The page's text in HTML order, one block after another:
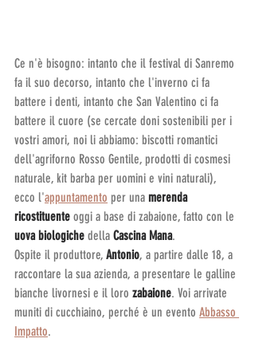
Ce n'è bisogno: intanto che il festival di Sanremo
fa il suo decorso, intanto che l'inverno ci fa
battere i denti, intanto che San Valentino ci fa
battere il cuore (se cercate doni sostenibili per i
vostri amori, noi li abbiamo: biscotti romantici
dell'agriforno Rosso Gentile, prodotti di cosmesi
naturale, kit barba per uomini e vini naturali),
ecco l'appuntamento per una merenda
ricostituente oggi a base di zabaione, fatto con le
uova biologiche della Cascina Mana.
Ospite il produttore, Antonio, a partire dalle 18, a
raccontare la sua azienda, a presentare le galline
bianche livornesi e il loro zabaione. Voi arrivate
muniti di cucchiaino, perché è un evento Abbasso
Impatto.